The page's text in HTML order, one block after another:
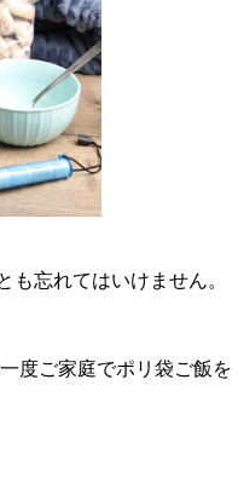
忘れてはいけません。
度ご家庭でポリ袋ご飯を